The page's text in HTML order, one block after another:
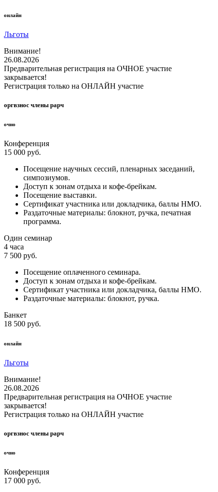
онлайн
Льготы
Внимание!
26.08.2026
Предварительная регистрация на ОЧНОЕ участие
закрывается!
Регистрация только на ОНЛАЙН участие
оргвзнос члены рарч
очно
Конференция
15 000 руб.
Посещение научных сессий, пленарных заседаний,
симпозиумов.
Доступ к зонам отдыха и кофе-брейкам.
Посещение выставки.
Сертификат участника или докладчика, баллы НМО.
Раздаточные материалы: блокнот, ручка, печатная
программа.
Один семинар
4 часа
7 500 руб.
Посещение оплаченного семинара.
Доступ к зонам отдыха и кофе-брейкам.
Сертификат участника или докладчика, баллы НМО.
Раздаточные материалы: блокнот, ручка.
Банкет
18 500 руб.
онлайн
Льготы
Внимание!
26.08.2026
Предварительная регистрация на ОЧНОЕ участие
закрывается!
Регистрация только на ОНЛАЙН участие
оргвзнос члены рарч
очно
Конференция
17 000 руб.